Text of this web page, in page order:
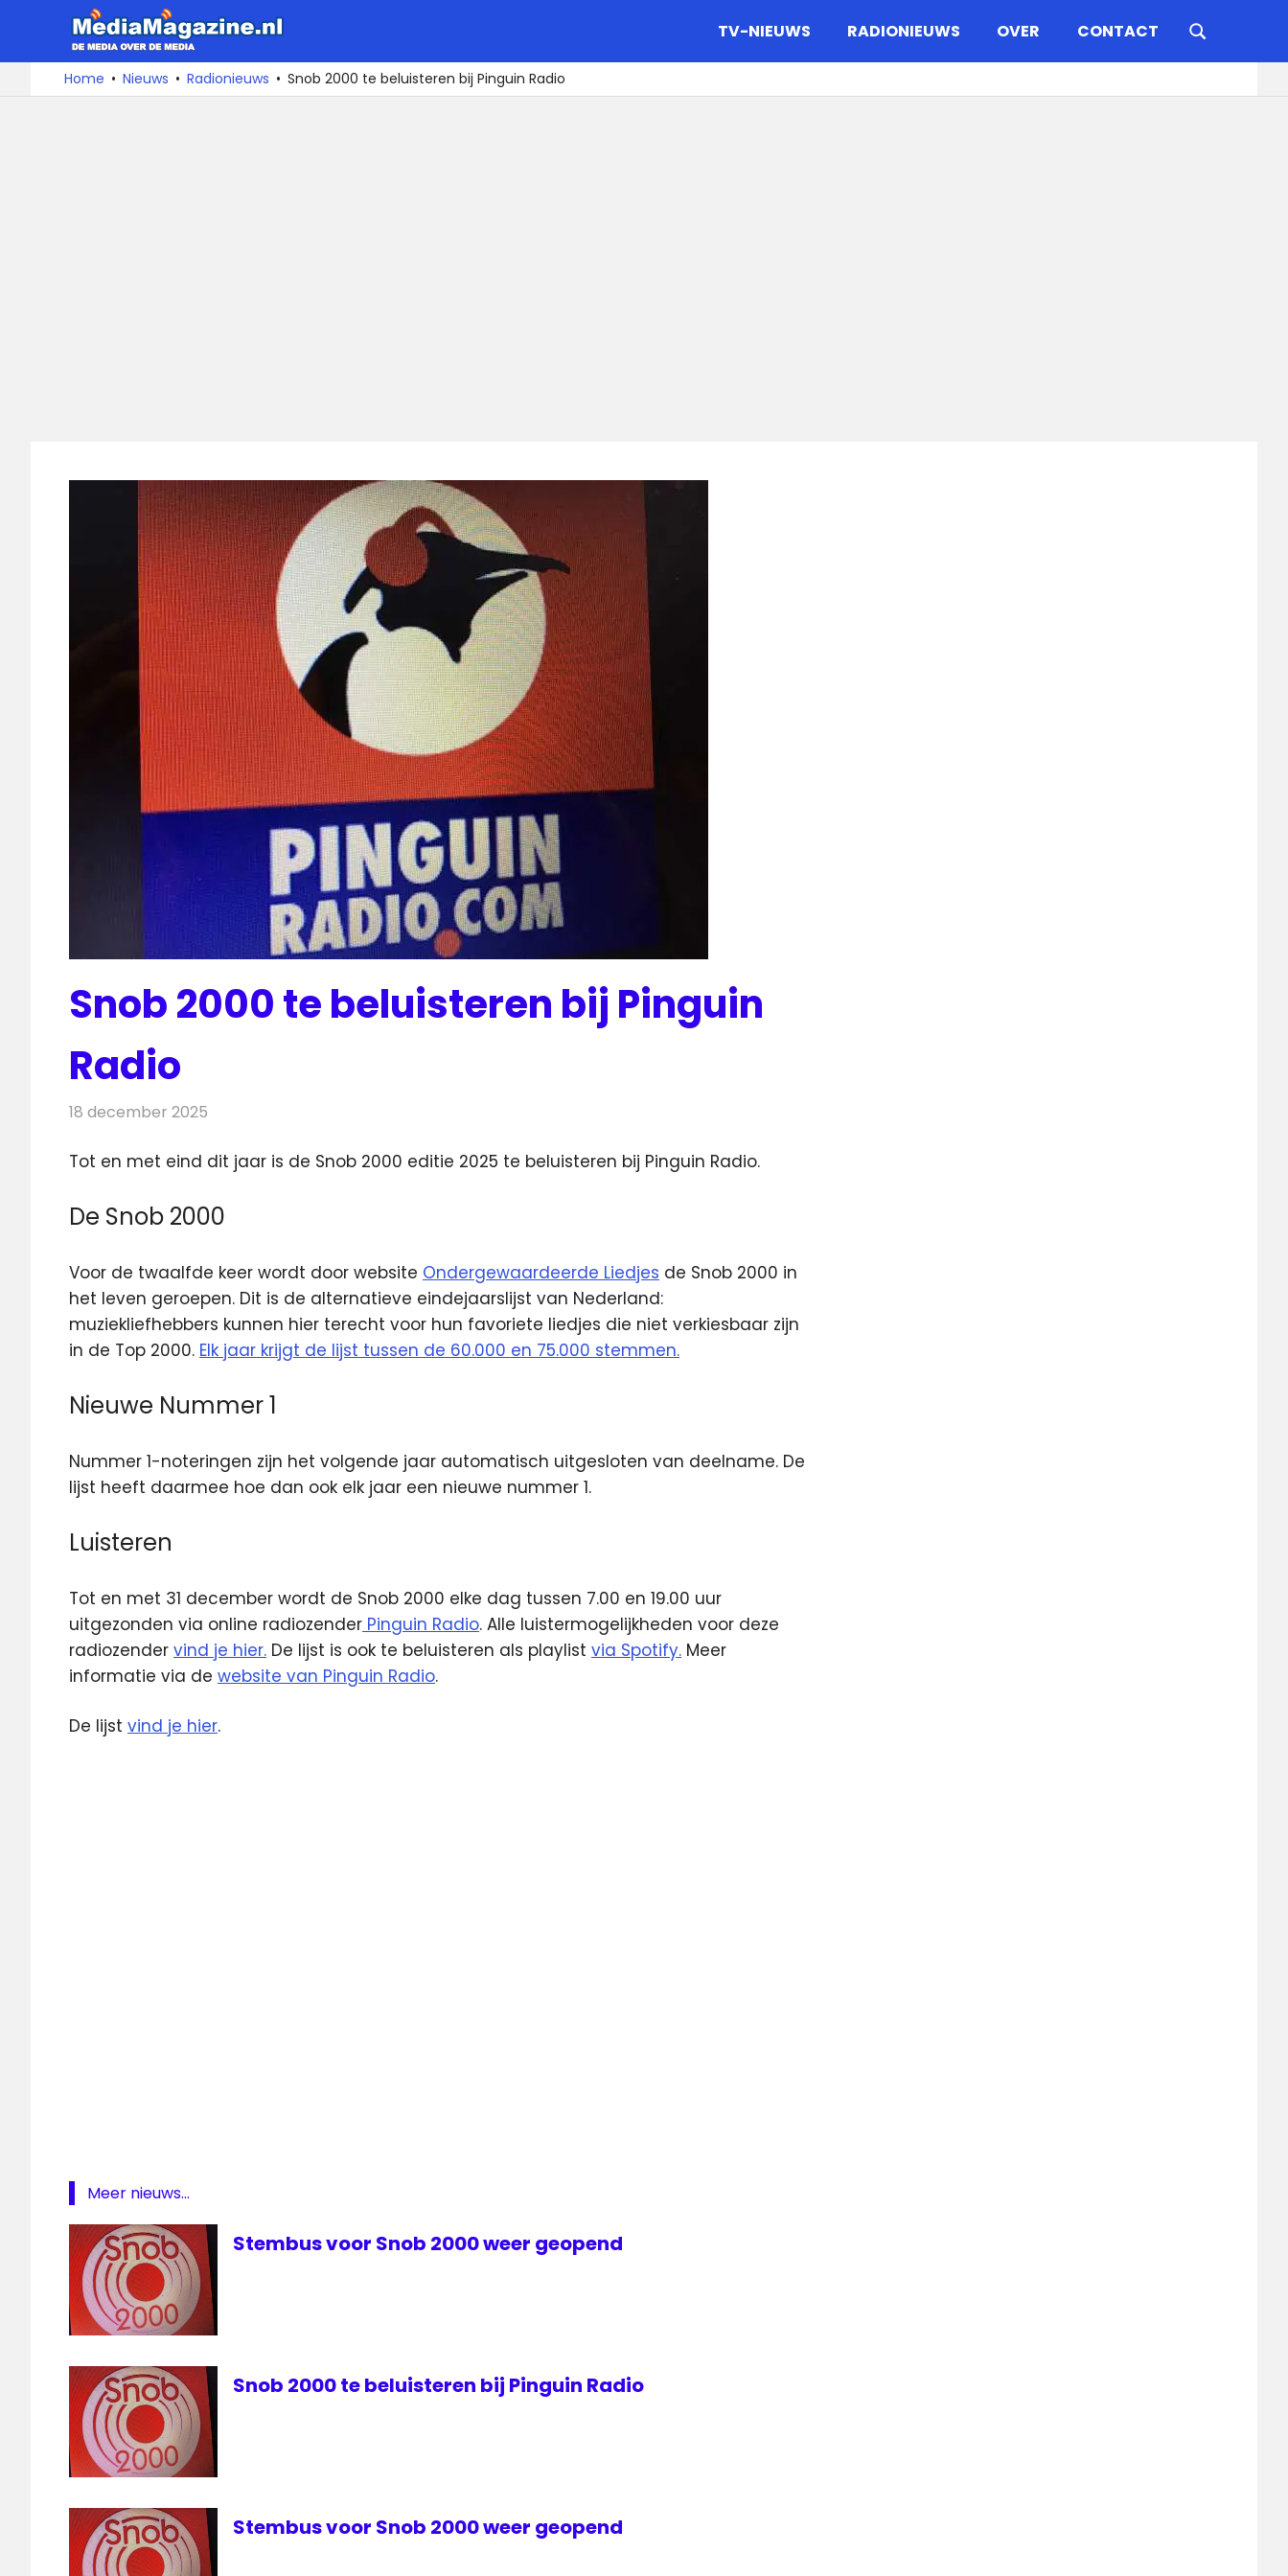
naar
De
media
over
TV-NIEUWS RADIONIEUWS OVER CONTACT
Home Nieuws Radionieuws Snob 2000 te beluisteren bij Pinguin Radio
Snob 2000 te beluisteren bij Pinguin
Radio
18 december 2025
Tot en met eind dit jaar is de Snob 2000 editie 2025 te beluisteren bij Pinguin Radio.
De Snob 2000
Voor de twaalfde keer wordt door website Ondergewaardeerde Liedjes de Snob 2000 in
het leven geroepen. Dit is de alternatieve eindejaarslijst van Nederland:
muziekliefhebbers kunnen hier terecht voor hun favoriete liedjes die niet verkiesbaar zijn
in de Top 2000. Elk jaar krijgt de lijst tussen de 60.000 en 75.000 stemmen.
Nieuwe Nummer 1
Nummer 1-noteringen zijn het volgende jaar automatisch uitgesloten van deelname. De
lijst heeft daarmee hoe dan ook elk jaar een nieuwe nummer 1.
Luisteren
Tot en met 31 december wordt de Snob 2000 elke dag tussen 7.00 en 19.00 uur
uitgezonden via online radiozender Pinguin Radio. Alle luistermogelijkheden voor deze
radiozender vind je hier. De lijst is ook te beluisteren als playlist via Spotify. Meer
informatie via de website van Pinguin Radio.
De lijst vind je hier.
Meer nieuws...
Stembus voor Snob 2000 weer geopend
Snob 2000 te beluisteren bij Pinguin Radio
Stembus voor Snob 2000 weer geopend